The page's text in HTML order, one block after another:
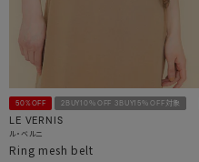
50%OFF 2BUY10％OFF 3BUY15％OFF対象
LE VERNIS
ル・ベルニ
Ring mesh belt